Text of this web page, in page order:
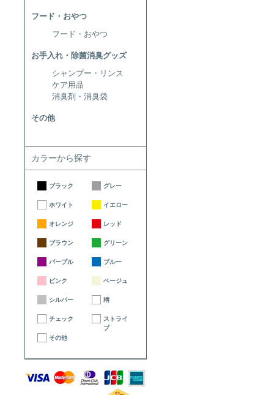
フード・おやつ
フード・おやつ
お手入れ・除菌消臭グッズ
シャンプー・リンス
ケア用品
消臭剤・消臭袋
その他
カラーから探す
ブラック グレー
ホワイト イエロー
オレンジ レッド
ブラウン グリーン
パープル ブルー
ピンク ベージュ
シルバー 柄
チェック
ストライ
プ
その他